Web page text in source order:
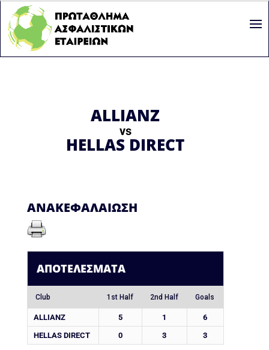
ALLIANZ
vs
HELLAS DIRECT
ΑΝΑΚΕΦΑΛΑΊΩΣΗ
ΑΠΟΤΕΛΈΣΜΑΤΑ
Club 1st Half 2nd Half Goals
ALLIANZ 5 1
6
HELLAS DIRECT
0 3 3